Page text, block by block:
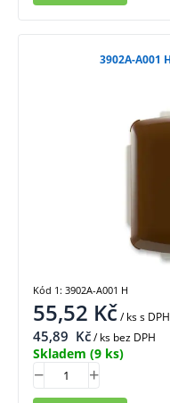
55,52 Kč/ kss DPH
45,89 Kč/ ks bez DPH
Skladem (9 ks)
Kód 1: 3902A-A001 H